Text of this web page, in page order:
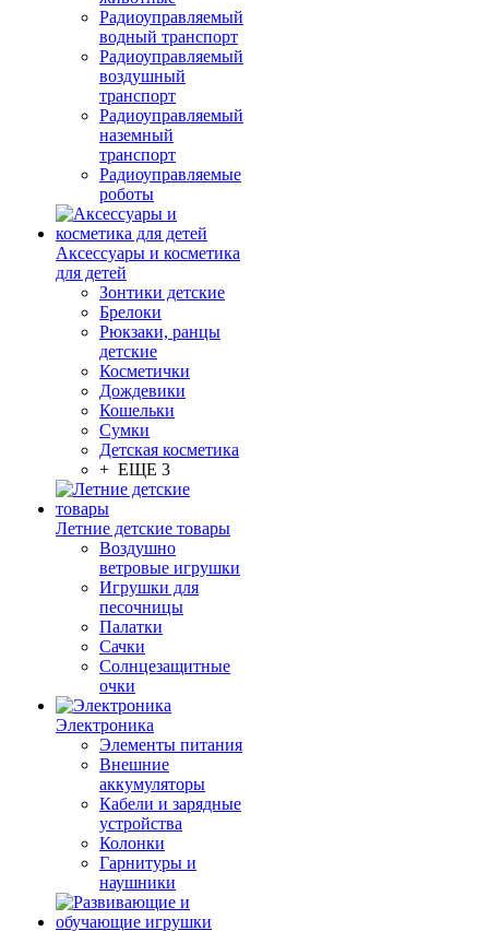
Радиоуправляемый
водный транспорт
Радиоуправляемый
воздушный
транспорт
Радиоуправляемый
наземный
транспорт
Радиоуправляемые
роботы
Аксессуары и косметика
для детей
Зонтики детские
Брелоки
Рюкзаки, ранцы
детские
Косметички
Дождевики
Кошельки
Сумки
Детская косметика
+ ЕЩЕ 3
Летние детские товары
Воздушно
ветровые игрушки
Игрушки для
песочницы
Палатки
Сачки
Солнцезащитные
очки
Электроника
Элементы питания
Внешние
аккумуляторы
Кабели и зарядные
устройства
Колонки
Гарнитуры и
наушники